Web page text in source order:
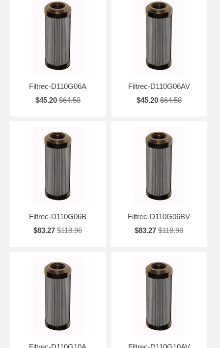
Filtrec-D110G06A
$45.20 $64.58
Filtrec-D110G06AV
$45.20 $64.58
Filtrec-D110G06B
$83.27 $118.96
Filtrec-D110G06BV
$83.27 $118.96